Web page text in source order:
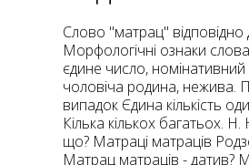
Слово "матрац" відповідно
Морфологічні ознаки
єдине число,
чоловіча родина, нежива.
випадок Єдина кількість
Кілька кількох багатьох.
що? Матраці матраців
Матрац матраців - датив?